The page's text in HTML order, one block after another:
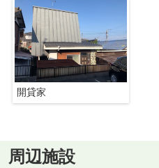
開貸家
周辺施設